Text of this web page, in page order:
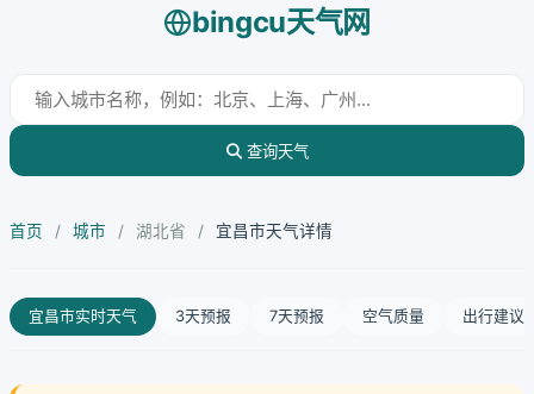
bingcu天气网
查询天气
首页 / 城市 / 湖北省 / 宜昌市天气详情
宜昌市实时天气 3天预报 7天预报 空气质量 出行建议